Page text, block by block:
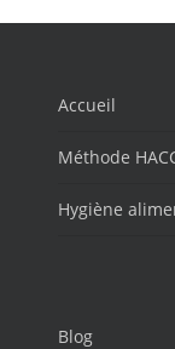
Accueil
Méthode
Hygiène
Blog